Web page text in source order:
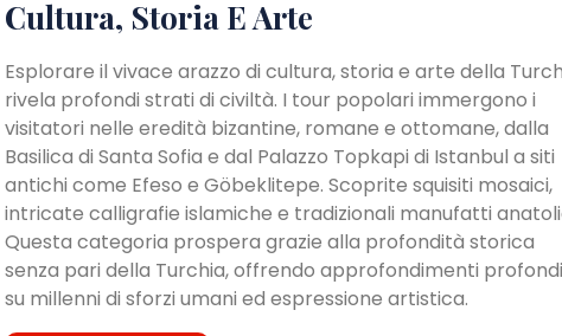
Cultura, Storia E Arte
Esplorare il vivace arazzo di cultura, storia e arte della
rivela profondi strati di civiltà. I tour popolari immergono i
visitatori nelle eredità bizantine, romane e ottomane, dalla
Basilica di Santa Sofia e dal Palazzo Topkapi di Istanbul a siti
antichi come Efeso e Göbeklitepe. Scoprite squisiti mosaici,
intricate calligrafie islamiche e tradizionali manufatti
Questa categoria prospera grazie alla profondità storica
senza pari della Turchia, offrendo approfondimenti profondi
su millenni di sforzi umani ed espressione artistica.